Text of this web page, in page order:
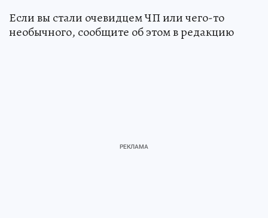
Если вы стали очевидцем ЧП или чего-то
необычного, сообщите об этом в редакцию